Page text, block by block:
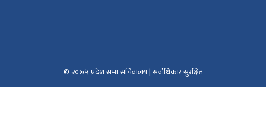
© २०७५ प्रदेश सभा सचिवालय | सर्वाधिकार सुरक्षित